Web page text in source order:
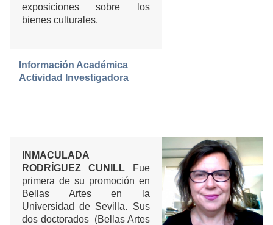
exposiciones sobre los
bienes culturales.
Información Académica
Actividad Investigadora
INMACULADA
RODRÍGUEZ CUNILL
Fue
primera de su promoción en
Bellas Artes en la
Universidad de Sevilla. Sus
dos doctorados (Bellas Artes